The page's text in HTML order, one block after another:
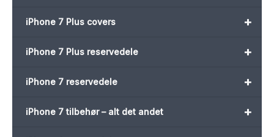
+
iPhone 7 Plus covers
+
iPhone 7 Plus reservedele
+
iPhone 7 reservedele
+
iPhone 7 tilbehør – alt det andet